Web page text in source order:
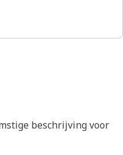
beschrijving voor